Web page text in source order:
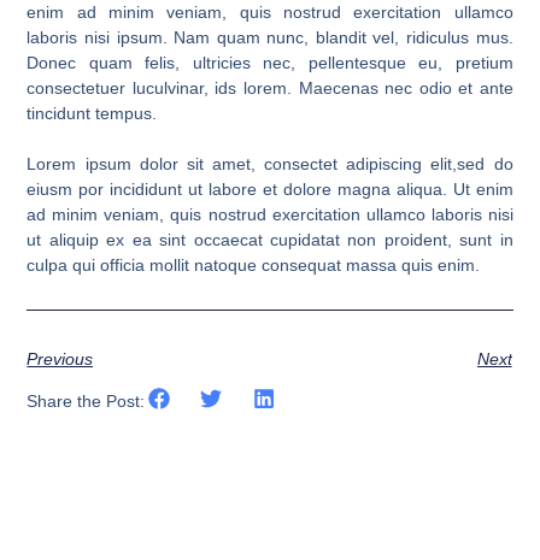
enim ad minim veniam, quis nostrud exercitation ullamco
laboris nisi ipsum. Nam quam nunc, blandit vel, ridiculus mus.
Donec quam felis, ultricies nec, pellentesque eu, pretium
consectetuer luculvinar, ids lorem. Maecenas nec odio et ante
tincidunt tempus.
Lorem ipsum dolor sit amet, consectet adipiscing elit,sed do
eiusm por incididunt ut labore et dolore magna aliqua. Ut enim
ad minim veniam, quis nostrud exercitation ullamco laboris nisi
ut aliquip ex ea sint occaecat cupidatat non proident, sunt in
culpa qui officia mollit natoque consequat massa quis enim.
Previous Next
Share the Post: